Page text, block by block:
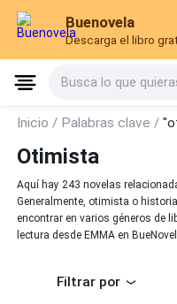
Buenovela
Descarga el libro
Busca lo que
Inicio / Palabras clave /
Otimista
Aquí hay 243 novelas
Generalmente, otimista o
encontrar en varios géneros de
lectura desde EMMA en
Filtrar por